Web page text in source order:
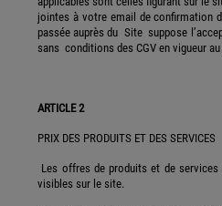
jointes à votre email de confirmation
passée auprès du Site suppose
sans conditions des CGV en vigueur
ARTICLE 2
PRIX DES PRODUITS ET DES SERVICES
Les offres de produits et de
visibles sur le site.